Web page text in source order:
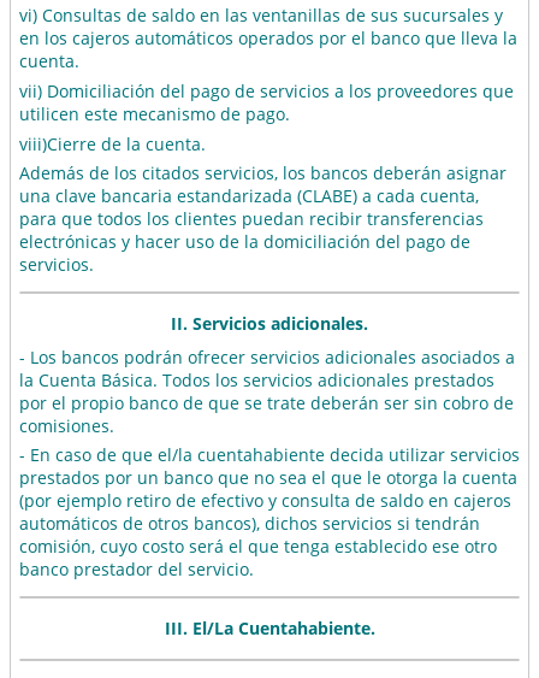
vi) Consultas de saldo en las ventanillas de sus sucursales y
en los cajeros automáticos operados por el banco que lleva la
cuenta.
vii) Domiciliación del pago de servicios a los proveedores que
utilicen este mecanismo de pago.
viii)Cierre de la cuenta.
Además de los citados servicios, los bancos deberán asignar
una clave bancaria estandarizada (CLABE) a cada cuenta,
para que todos los clientes puedan recibir transferencias
electrónicas y hacer uso de la domiciliación del pago de
servicios.
II. Servicios adicionales.
- Los bancos podrán ofrecer servicios adicionales asociados a
la Cuenta Básica. Todos los servicios adicionales prestados
por el propio banco de que se trate deberán ser sin cobro de
comisiones.
- En caso de que el/la cuentahabiente decida utilizar servicios
prestados por un banco que no sea el que le otorga la cuenta
(por ejemplo retiro de efectivo y consulta de saldo en cajeros
automáticos de otros bancos), dichos servicios si tendrán
comisión, cuyo costo será el que tenga establecido ese otro
banco prestador del servicio.
III. El/La Cuentahabiente.